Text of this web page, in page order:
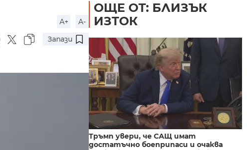
A+
A-
Запази
ОЩЕ ОТ: БЛИЗЪК
ИЗТОК
Тръмп увери, че САЩ имат
достатъчно боеприпаси и очаква